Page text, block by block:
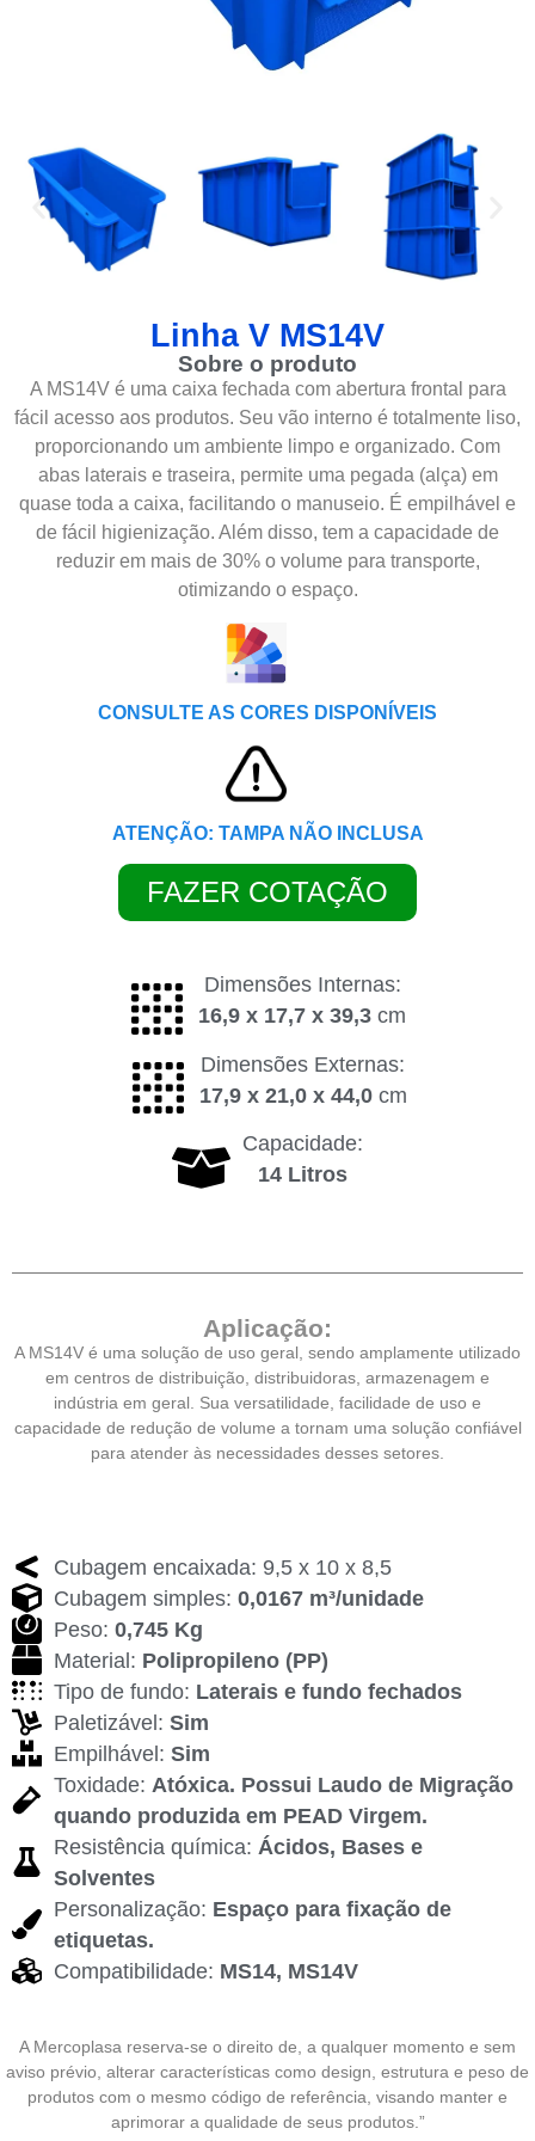
Linha V MS14V
Sobre o produto
A MS14V é uma caixa fechada com abertura frontal para
fácil acesso aos produtos. Seu vão interno é totalmente liso,
proporcionando um ambiente limpo e organizado. Com
abas laterais e traseira, permite uma pegada (alça) em
quase toda a caixa, facilitando o manuseio. É empilhável e
de fácil higienização. Além disso, tem a capacidade de
reduzir em mais de 30% o volume para transporte,
otimizando o espaço.
CONSULTE AS CORES DISPONÍVEIS
ATENÇÃO: TAMPA NÃO INCLUSA
FAZER COTAÇÃO
Dimensões Internas:
16,9 x 17,7 x 39,3 cm
Dimensões Externas:
17,9 x 21,0 x 44,0cm
Capacidade:
14 Litros
Aplicação:
A MS14V é uma solução de uso geral, sendo amplamente utilizado
em centros de distribuição, distribuidoras, armazenagem e
indústria em geral. Sua versatilidade, facilidade de uso e
capacidade de redução de volume a tornam uma solução confiável
para atender às necessidades desses setores.
Cubagem encaixada: 9,5 x 10 x 8,5
Cubagem simples: 0,0167 m³/unidade
Peso: 0,745 Kg
Material: Polipropileno (PP)
Tipo de fundo: Laterais e fundo fechados
Paletizável: Sim
Empilhável: Sim
Toxidade: Atóxica. Possui Laudo de Migração
quando produzida em PEAD Virgem.
Resistência química: Ácidos, Bases e
Solventes
Personalização: Espaço para fixação de
etiquetas.
Compatibilidade: MS14, MS14V
A Mercoplasa reserva-se o direito de, a qualquer momento e sem
aviso prévio, alterar características como design, estrutura e peso de
produtos com o mesmo código de referência, visando manter e
aprimorar a qualidade de seus produtos.”